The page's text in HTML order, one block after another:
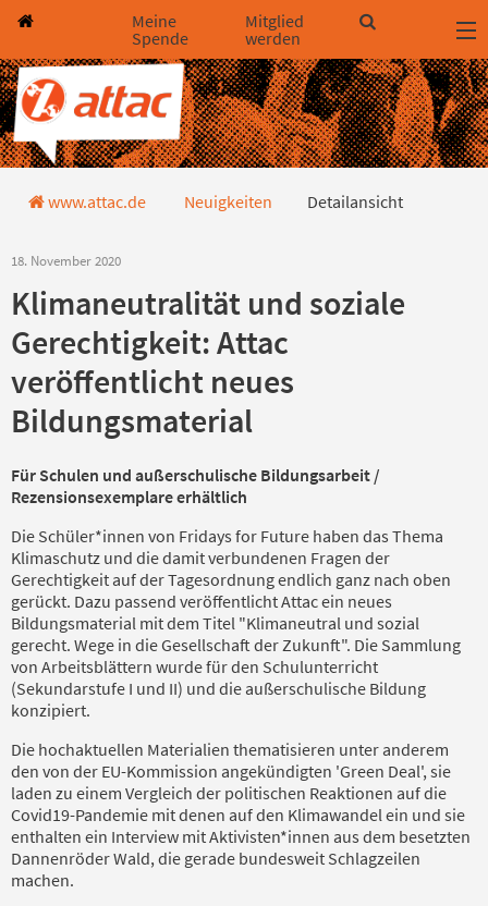
Direkt zum Hauptinhalt springen
Direkt zur Haupt-Navigation springen
Direkt zur Service-Navigation springen
Direkt zur Footer-Navigation springen
Direkt zum Footerinhalt springen
Meine
Spende
Mitglied
werden
Detailansicht
www.attac.de Neuigkeiten Detailansicht
18. November 2020
Klimaneutralität und soziale
Gerechtigkeit: Attac
veröffentlicht neues
Bildungsmaterial
Für Schulen und außerschulische Bildungsarbeit /
Rezensionsexemplare erhältlich
Die Schüler*innen von Fridays for Future haben das Thema
Klimaschutz und die damit verbundenen Fragen der
Gerechtigkeit auf der Tagesordnung endlich ganz nach oben
gerückt. Dazu passend veröffentlicht Attac ein neues
Bildungsmaterial mit dem Titel "Klimaneutral und sozial
gerecht. Wege in die Gesellschaft der Zukunft". Die Sammlung
von Arbeitsblättern wurde für den Schulunterricht
(Sekundarstufe I und II) und die außerschulische Bildung
konzipiert.
Die hochaktuellen Materialien thematisieren unter anderem
den von der EU-Kommission angekündigten 'Green Deal', sie
laden zu einem Vergleich der politischen Reaktionen auf die
Covid19-Pandemie mit denen auf den Klimawandel ein und sie
enthalten ein Interview mit Aktivisten*innen aus dem besetzten
Dannenröder Wald, die gerade bundesweit Schlagzeilen
machen.